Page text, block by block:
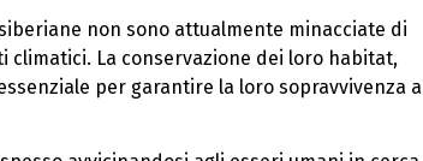
non sono attualmente minacciate di
La conservazione dei loro habitat,
per garantire la loro sopravvivenza a